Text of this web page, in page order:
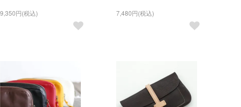
9,350円(税込) 7,480円(税込)